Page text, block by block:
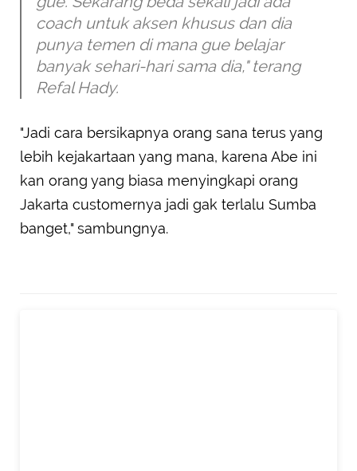
coach untuk aksen khusus dan dia
punya temen di mana gue belajar
banyak sehari-hari sama dia," terang
Refal Hady.
"Jadi cara bersikapnya orang sana terus yang
lebih kejakartaan yang mana, karena Abe ini
kan orang yang biasa menyingkapi orang
Jakarta customernya jadi gak terlalu Sumba
banget," sambungnya.